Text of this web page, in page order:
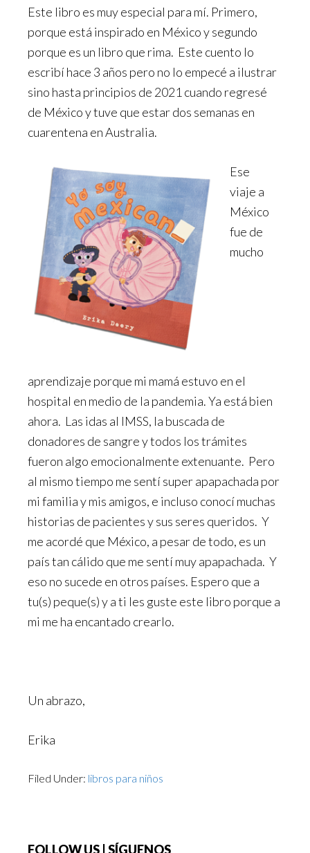
Este libro es muy especial para mí. Primero,
porque está inspirado en México y segundo
porque es un libro que rima. Este cuento lo
escribí hace 3 años pero no lo empecé a ilustrar
sino hasta principios de 2021 cuando regresé
de México y tuve que estar dos semanas en
cuarentena en Australia.
Ese
viaje a
México
fue de
mucho
aprendizaje porque mi mamá estuvo en el
hospital en medio de la pandemia. Ya está bien
ahora. Las idas al IMSS, la buscada de
donadores de sangre y todos los trámites
fueron algo emocionalmente extenuante. Pero
al mismo tiempo me sentí super apapachada por
mi familia y mis amigos, e incluso conocí muchas
historias de pacientes y sus seres queridos. Y
me acordé que México, a pesar de todo, es un
país tan cálido que me sentí muy apapachada. Y
eso no sucede en otros países. Espero que a
tu(s) peque(s) y a ti les guste este libro porque a
mi me ha encantado crearlo.
Un abrazo,
Erika
Filed Under: libros para niños
FOLLOW US | SÍGUENOS